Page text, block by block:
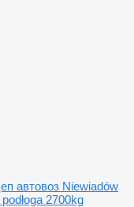
автовоз Niewiadów
2700kg